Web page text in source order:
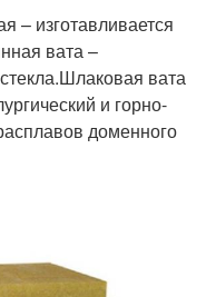
– изготавливается
вата –
вата
и горно-
доменного